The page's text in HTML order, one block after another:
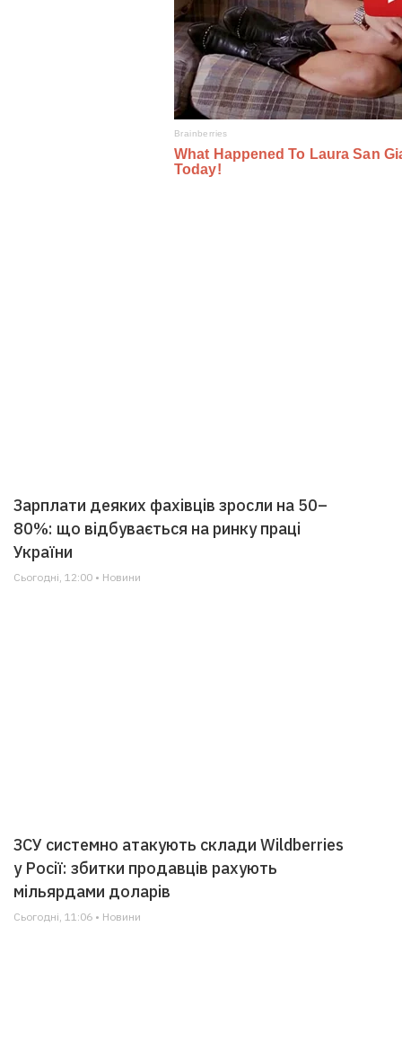
Зарплати деяких фахівців зросли на 50–
80%: що відбувається на ринку праці
України
Сьогодні, 12:00 • Новини
ЗСУ системно атакують склади Wildberries
у Росії: збитки продавців рахують
мільярдами доларів
Сьогодні, 11:06 • Новини